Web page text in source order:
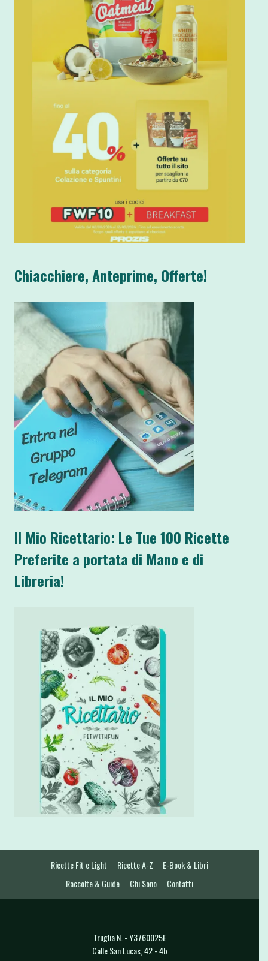
Chiacchiere, Anteprime, Offerte!
Il Mio Ricettario: Le Tue 100 Ricette
Preferite a portata di Mano e di
Libreria!
Ricette Fit e Light Ricette A-Z
E-Book & Libri
Raccolte & Guide
Chi Sono Contatti
Truglia N. - Y3760025E
Calle San Lucas, 42 - 4b